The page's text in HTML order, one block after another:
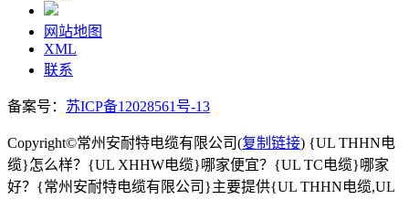
网站地图
XML
联系
备案号： 苏ICP备12028561号-13
Copyright©常州安耐特电缆有限公司(复制链接) {UL THHN电
缆}怎么样？{UL XHHW电缆}哪家便宜？{UL TC电缆}哪家
好？{常州安耐特电缆有限公司}主要提供{UL THHN电缆,UL